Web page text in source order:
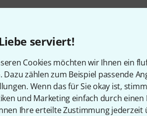
serviert!
Cookies möchten wir Ihnen ein
Dazu zählen zum Beispiel passende
Wenn das für Sie okay ist,
und Marketing einfach durch einen
Ihre erteilte Zustimmung jederzeit